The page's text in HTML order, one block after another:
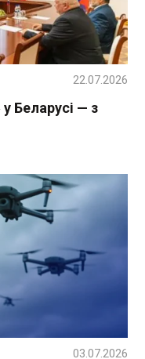
Беларусі — з
22.07.2026
03.07.2026